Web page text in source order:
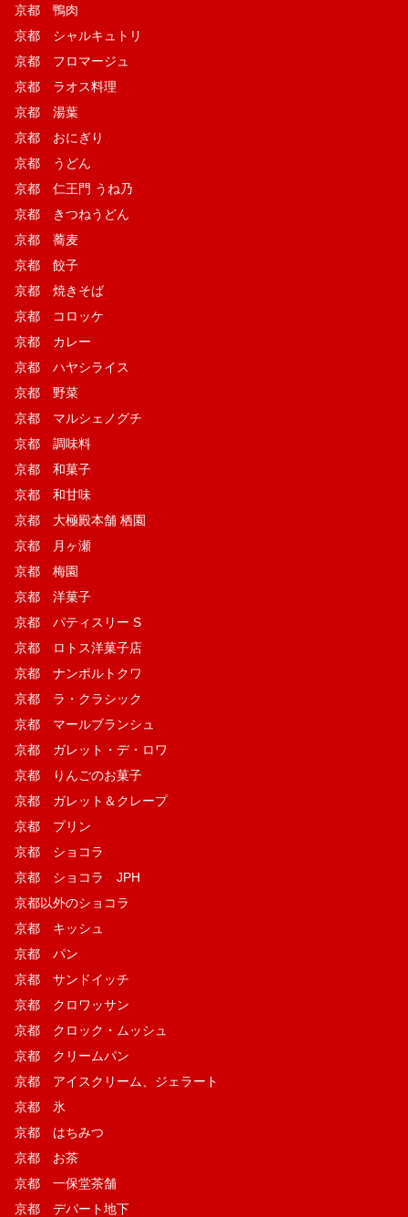
京都 鴨肉
京都 シャルキュトリ
京都 フロマージュ
京都 ラオス料理
京都 湯葉
京都 おにぎり
京都 うどん
京都 仁王門 うね乃
京都 きつねうどん
京都 蕎麦
京都 餃子
京都 焼きそば
京都 コロッケ
京都 カレー
京都 ハヤシライス
京都 野菜
京都 マルシェノグチ
京都 調味料
京都 和菓子
京都 和甘味
京都 大極殿本舗 栖園
京都 月ヶ瀬
京都 梅園
京都 洋菓子
京都 パティスリー S
京都 ロトス洋菓子店
京都 ナンポルトクワ
京都 ラ・クラシック
京都 マールブランシュ
京都 ガレット・デ・ロワ
京都 りんごのお菓子
京都 ガレット＆クレープ
京都 プリン
京都 ショコラ
京都 ショコラ JPH
京都以外のショコラ
京都 キッシュ
京都 パン
京都 サンドイッチ
京都 クロワッサン
京都 クロック・ムッシュ
京都 クリームパン
京都 アイスクリーム、ジェラート
京都 氷
京都 はちみつ
京都 お茶
京都 一保堂茶舗
京都 デパート地下